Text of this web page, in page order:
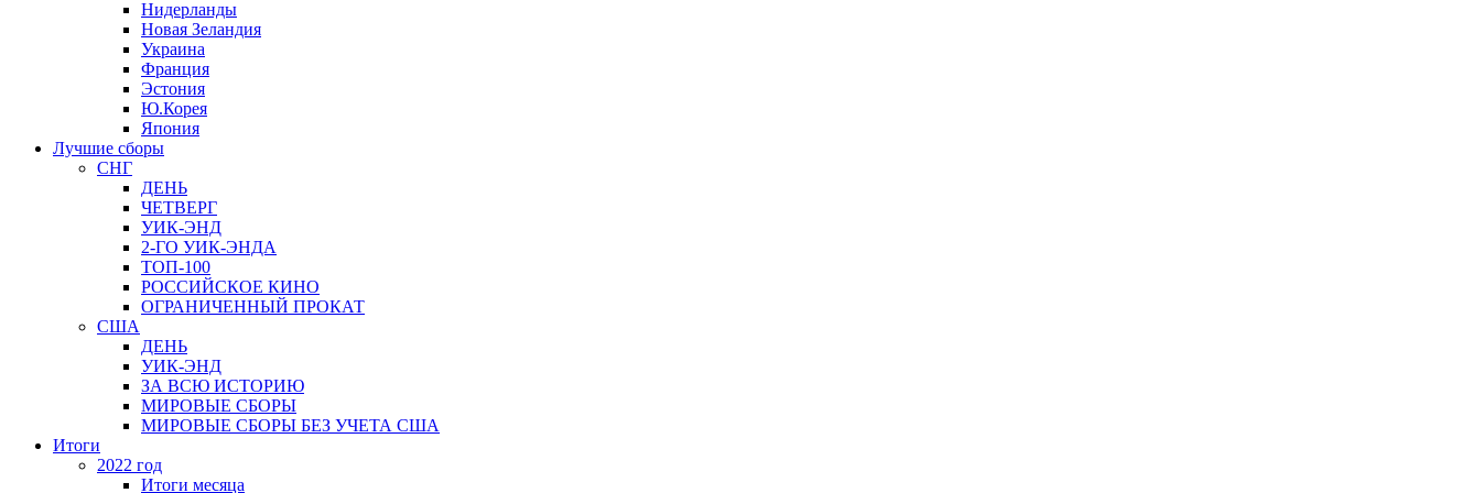
Нидерланды
Новая Зеландия
Украина
Франция
Эстония
Ю.Корея
Япония
Лучшие сборы
СНГ
ДЕНЬ
ЧЕТВЕРГ
УИК-ЭНД
2-ГО УИК-ЭНДА
ТОП-100
РОССИЙСКОЕ КИНО
ОГРАНИЧЕННЫЙ ПРОКАТ
США
ДЕНЬ
УИК-ЭНД
ЗА ВСЮ ИСТОРИЮ
МИРОВЫЕ СБОРЫ
МИРОВЫЕ СБОРЫ БЕЗ УЧЕТА США
Итоги
2022 год
Итоги месяца